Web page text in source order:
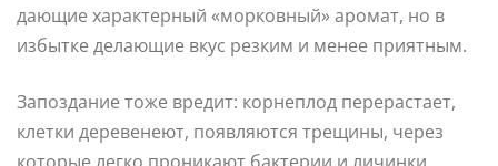
дающие характерный «морковный» аромат, но в
избытке делающие вкус резким и менее приятным.
Запоздание тоже вредит: корнеплод перерастает,
клетки деревенеют, появляются трещины, через